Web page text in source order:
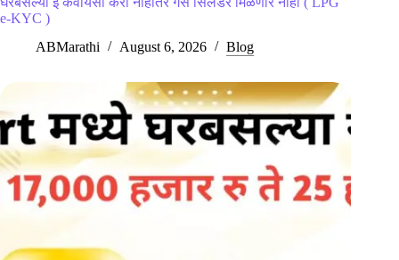
e-KYC )
ABMarathi
August 6, 2026 Blog